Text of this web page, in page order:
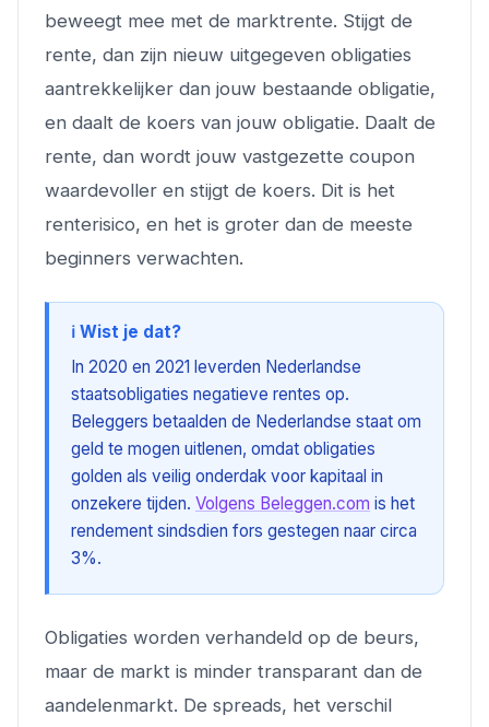
beweegt mee met de marktrente. Stijgt de
rente, dan zijn nieuw uitgegeven obligaties
aantrekkelijker dan jouw bestaande obligatie,
en daalt de koers van jouw obligatie. Daalt de
rente, dan wordt jouw vastgezette coupon
waardevoller en stijgt de koers. Dit is het
renterisico, en het is groter dan de meeste
beginners verwachten.
ℹ️ Wist je dat?
In 2020 en 2021 leverden Nederlandse
staatsobligaties negatieve rentes op.
Beleggers betaalden de Nederlandse staat om
geld te mogen uitlenen, omdat obligaties
golden als veilig onderdak voor kapitaal in
onzekere tijden. Volgens Beleggen.com is het
rendement sindsdien fors gestegen naar circa
3%.
Obligaties worden verhandeld op de beurs,
maar de markt is minder transparant dan de
aandelenmarkt. De spreads, het verschil